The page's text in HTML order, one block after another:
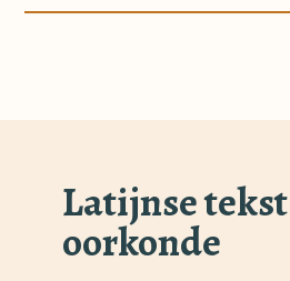
Latijnse
oorkonde